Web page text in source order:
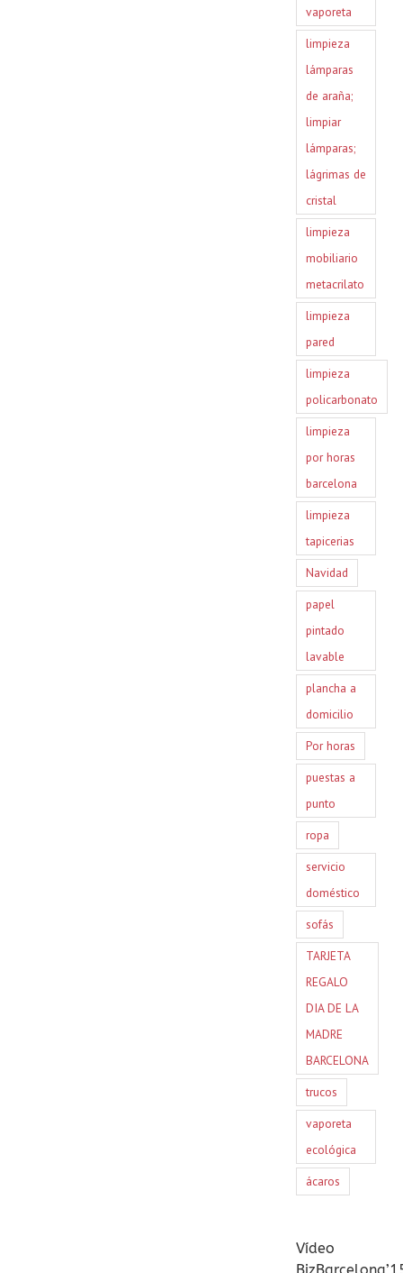
vaporeta
limpieza
lámparas
de araña;
limpiar
lámparas;
lágrimas de
cristal
limpieza
mobiliario
metacrilato
limpieza
pared
limpieza
policarbonato
limpieza
por horas
barcelona
limpieza
tapicerias
Navidad
papel
pintado
lavable
plancha a
domicilio
Por horas
puestas a
punto
ropa
servicio
doméstico
sofás
TARJETA
REGALO
DIA DE LA
MADRE
BARCELONA
trucos
vaporeta
ecológica
ácaros
Vídeo